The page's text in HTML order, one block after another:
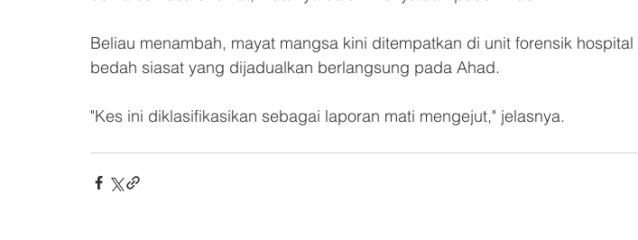
Beliau menambah, mayat mangsa kini ditempatkan di unit forensik
bedah siasat yang dijadualkan berlangsung pada Ahad.
"Kes ini diklasifikasikan sebagai laporan mati mengejut," jelasnya.